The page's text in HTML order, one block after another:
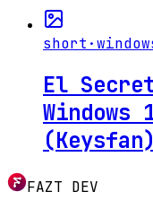
short ·
El
Windows
(Keysfan)
FAZT DEV